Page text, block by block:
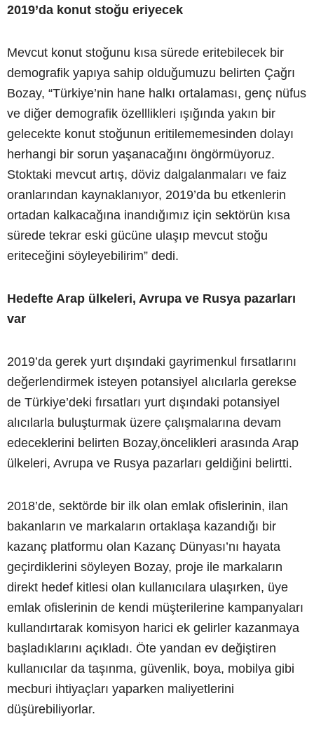
2019’da konut stoğu eriyecek
Mevcut konut stoğunu kısa sürede eritebilecek bir
demografik yapıya sahip olduğumuzu belirten Çağrı
Bozay, “Türkiye’nin hane halkı ortalaması, genç nüfus
ve diğer demografik özelllikleri ışığında yakın bir
gelecekte konut stoğunun eritilememesinden dolayı
herhangi bir sorun yaşanacağını öngörmüyoruz.
Stoktaki mevcut artış, döviz dalgalanmaları ve faiz
oranlarından kaynaklanıyor, 2019’da bu etkenlerin
ortadan kalkacağına inandığımız için sektörün kısa
sürede tekrar eski gücüne ulaşıp mevcut stoğu
eriteceğini söyleyebilirim” dedi.
Hedefte Arap ülkeleri, Avrupa ve Rusya pazarları
var
2019’da gerek yurt dışındaki gayrimenkul fırsatlarını
değerlendirmek isteyen potansiyel alıcılarla gerekse
de Türkiye’deki fırsatları yurt dışındaki potansiyel
alıcılarla buluşturmak üzere çalışmalarına devam
edeceklerini belirten Bozay,öncelikleri arasında Arap
ülkeleri, Avrupa ve Rusya pazarları geldiğini belirtti.
2018’de, sektörde bir ilk olan emlak ofislerinin, ilan
bakanların ve markaların ortaklaşa kazandığı bir
kazanç platformu olan Kazanç Dünyası’nı hayata
geçirdiklerini söyleyen Bozay, proje ile markaların
direkt hedef kitlesi olan kullanıcılara ulaşırken, üye
emlak ofislerinin de kendi müşterilerine kampanyaları
kullandırtarak komisyon harici ek gelirler kazanmaya
başladıklarını açıkladı. Öte yandan ev değiştiren
kullanıcılar da taşınma, güvenlik, boya, mobilya gibi
mecburi ihtiyaçları yaparken maliyetlerini
düşürebiliyorlar.